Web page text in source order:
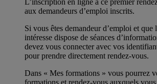
aux demandeurs d’emploi inscrits.
Si vous êtes demandeur d’emploi et
intéresse dispose de séances
devez vous connecter avec vos
pour prendre directement rendez-vous.
Dans « Mes formations » vous pourrez
formations et rendez-vous auxquels vous